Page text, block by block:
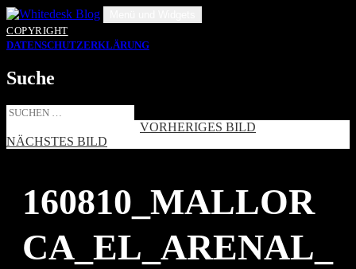
Zum
Inhalt
springen
COPYRIGHT
DATENSCHUTZERKLÄRUNG
Suche
Suche
VORHERIGES BILD
NÄCHSTES BILD
160810_MALLOR
CA_EL_ARENAL_